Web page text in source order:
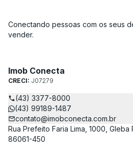
Conectando pessoas com os seus
vender.
Imob Conecta
CRECI: J07279
(43) 3377-8000
(43) 99189-1487
contato@imobconecta.com.br
Rua Prefeito Faria Lima, 1000, Gleba
86061-450